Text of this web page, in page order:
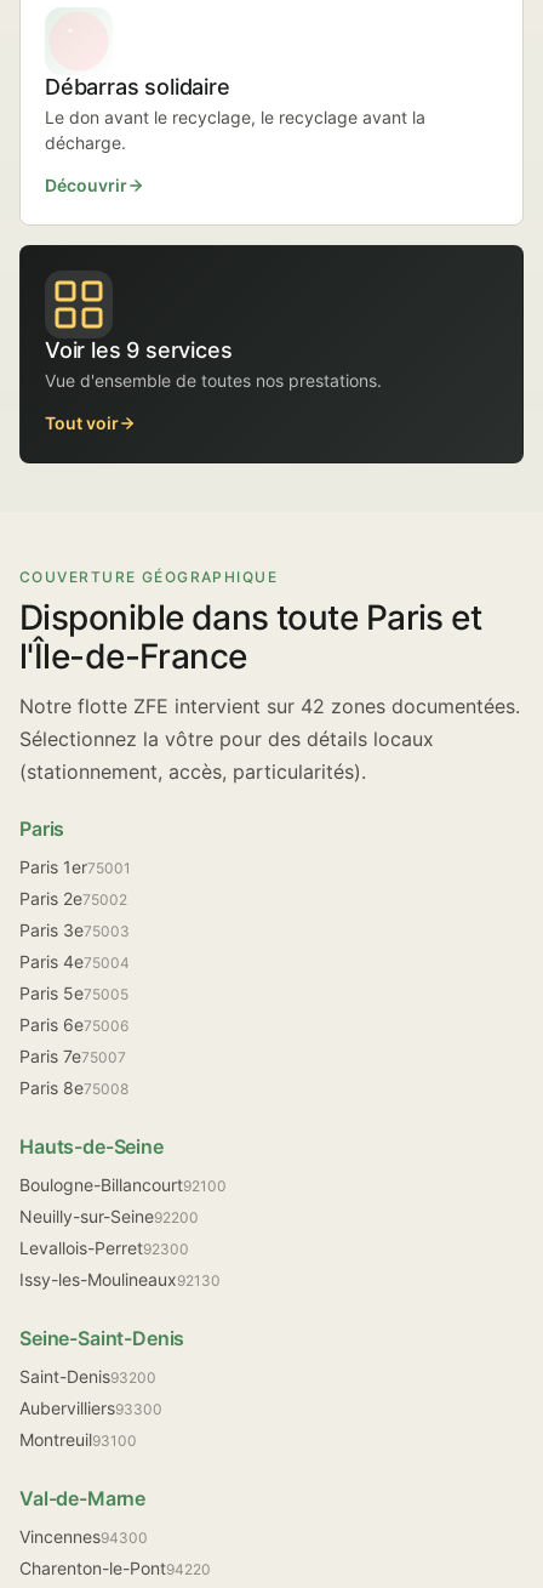
Débarras solidaire
Le don avant le recyclage, le recyclage avant la
décharge.
Découvrir
Voir les 9 services
Vue d'ensemble de toutes nos prestations.
Tout voir
COUVERTURE GÉOGRAPHIQUE
Disponible dans toute Paris et
l'Île-de-France
Notre flotte ZFE intervient sur 42 zones documentées.
Sélectionnez la vôtre pour des détails locaux
(stationnement, accès, particularités).
Paris
Paris 1er75001
Paris 2e75002
Paris 3e75003
Paris 4e75004
Paris 5e75005
Paris 6e75006
Paris 7e75007
Paris 8e75008
Hauts-de-Seine
Boulogne-Billancourt92100
Neuilly-sur-Seine92200
Levallois-Perret92300
Issy-les-Moulineaux92130
Seine-Saint-Denis
Saint-Denis93200
Aubervilliers93300
Montreuil93100
Val-de-Marne
Vincennes94300
Charenton-le-Pont94220